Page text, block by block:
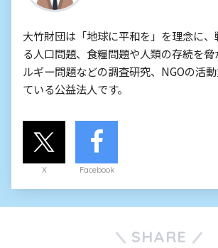
大竹財団は「地球に平和を」を理念に
る人口問題、食糧問題や人類の存続を
ルギー問題などの調査研究、NGOの活
ている公益法人です。
X Facebook
SHARE